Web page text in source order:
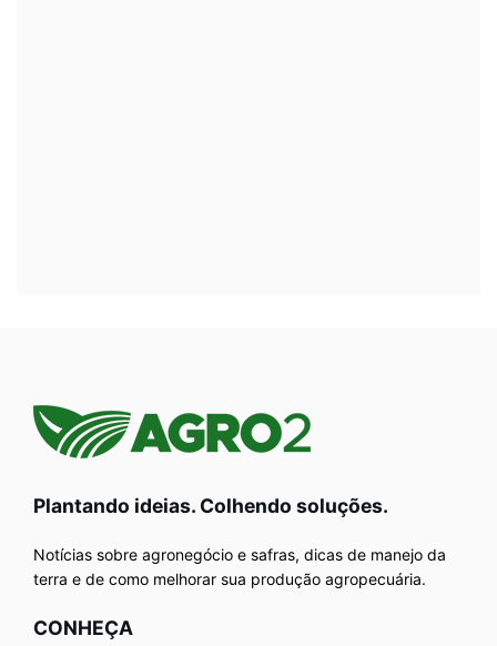
Plantando ideias. Colhendo soluções.
Notícias sobre agronegócio e safras, dicas de manejo da
terra e de como melhorar sua produção agropecuária.
CONHEÇA